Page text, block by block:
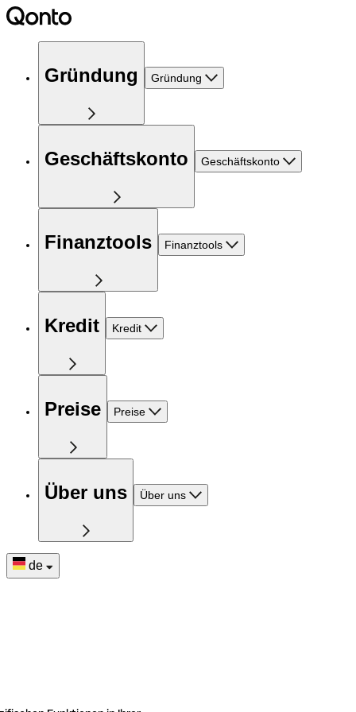
Gründung Gründung
Geschäftskonto Geschäftskonto
Finanztools Finanztools
Kredit Kredit
Preise Preise
Über uns Über uns
de